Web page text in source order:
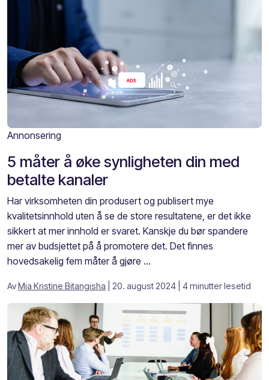
Annonsering
5 måter å øke synligheten din med
betalte kanaler
Har virksomheten din produsert og publisert mye
kvalitetsinnhold uten å se de store resultatene, er det ikke
sikkert at mer innhold er svaret. Kanskje du bør spandere
mer av budsjettet på å promotere det. Det finnes
hovedsakelig fem måter å gjøre ...
AvMia Kristine Bitangisha | 20. august 2024 | 4 minutter lesetid